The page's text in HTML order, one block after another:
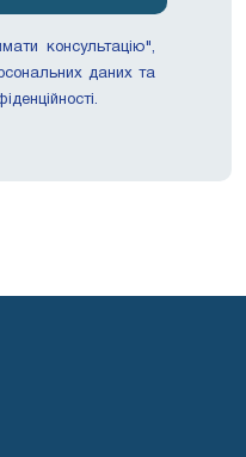
консультацію",
даних та